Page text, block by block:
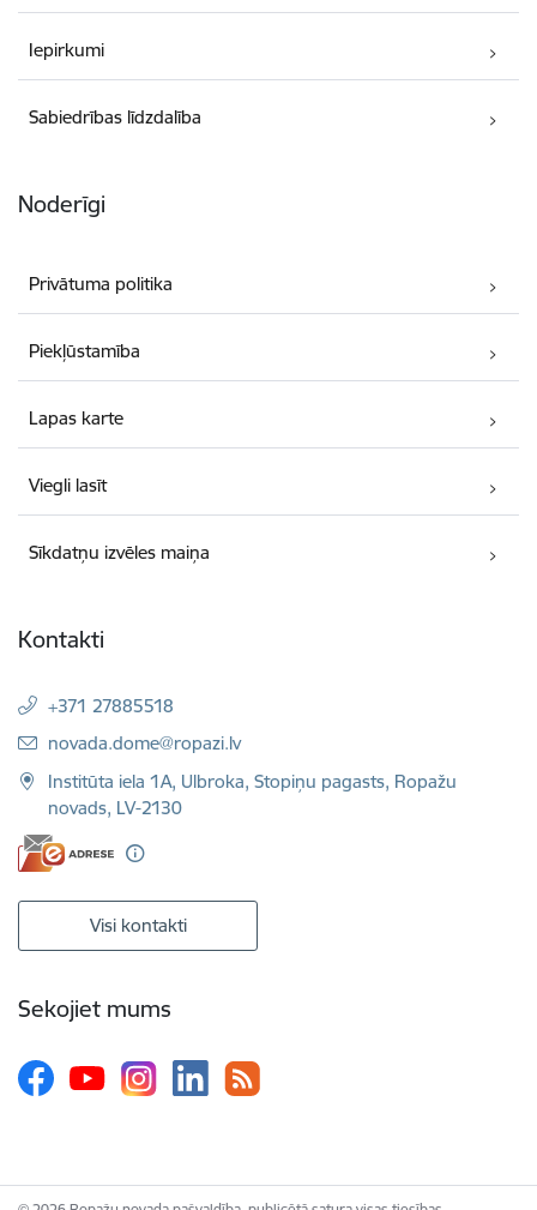
Iepirkumi
Sabiedrības līdzdalība
Noderīgi
Privātuma politika
Piekļūstamība
Lapas karte
Viegli lasīt
Sīkdatņu izvēles maiņa
Kontakti
+371 27885518
E-pasts:
novada.dome@ropazi.lv
Institūta iela 1A, Ulbroka, Stopiņu pagasts, Ropažu
novads, LV-2130
Visi kontakti
Sekojiet mums